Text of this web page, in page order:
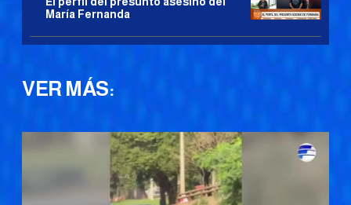
María Fernanda
VER MÁS: